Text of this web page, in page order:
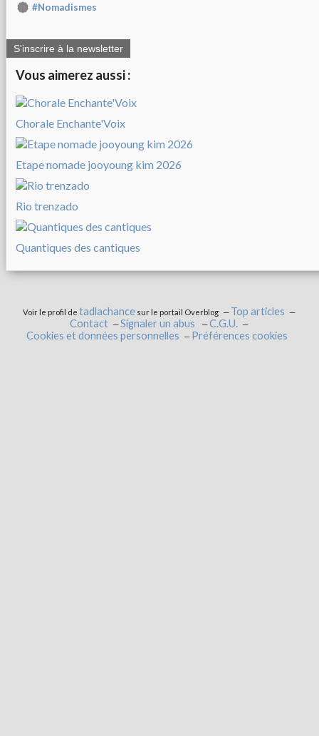
#Nomadismes
S'inscrire à la newsletter
Vous aimerez aussi :
Chorale Enchante'Voix
Etape nomade jooyoung kim 2026
Rio trenzado
Quantiques des cantiques
Voir le profil detadlachance sur le portail Overblog
Top articles
Contact
Signaler un abus
C.G.U.
Cookies et données personnelles
Préférences cookies